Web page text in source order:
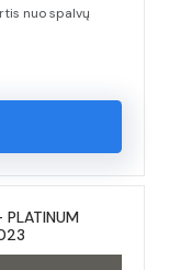
nuo spalvų
PLATINUM